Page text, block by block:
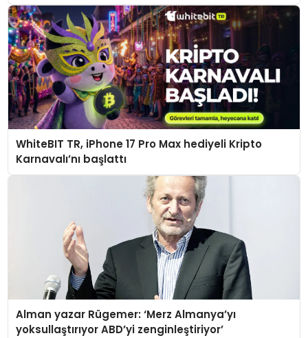
WhiteBIT TR, iPhone 17 Pro Max hediyeli Kripto
Karnavalı’nı başlattı
Alman yazar Rügemer: ‘Merz Almanya’yı
yoksullaştırıyor ABD’yi zenginleştiriyor’